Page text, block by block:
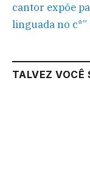
cantor expõe
linguada no c*”
TALVEZ VOCÊ